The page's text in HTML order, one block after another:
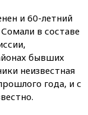
и 60-летний
в составе
бывших
неизвестная
года, и с